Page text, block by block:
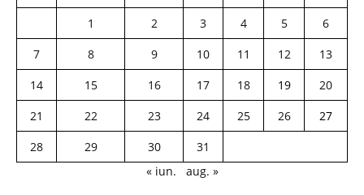
1 2 3 4 5
6
7
8 9 10 11 12
13
14
15 16 17 18 19
20
21
22 23 24 25 26
27
28
29 30
31
« iun.
aug. »